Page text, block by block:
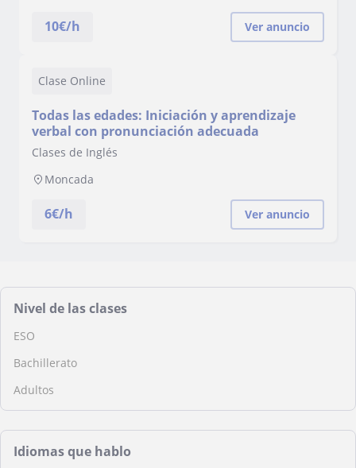
10€/h Ver anuncio
Clase Online
Todas las edades: Iniciación y aprendizaje
verbal con pronunciación adecuada
Clases de Inglés
Moncada
6€/h Ver anuncio
Nivel de las clases
ESO
Bachillerato
Adultos
Idiomas que hablo